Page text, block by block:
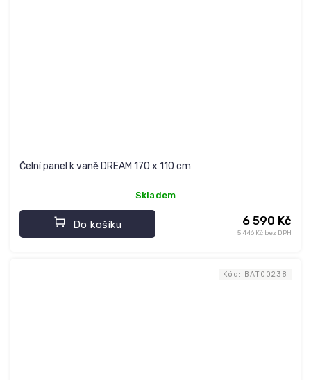
Čelní panel k vaně DREAM 170 x 110 cm
Skladem
5 446 Kč bez DPH
6 590 Kč
Do košíku
Kód: BAT00238